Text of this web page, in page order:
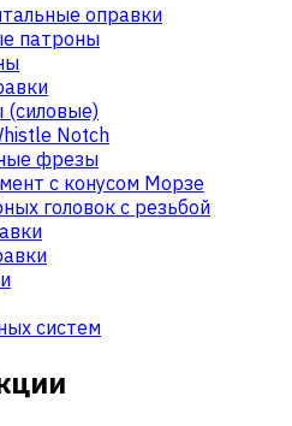
оправки
патроны
Notch
фрезы
с конусом Морзе
головок с резьбой
систем